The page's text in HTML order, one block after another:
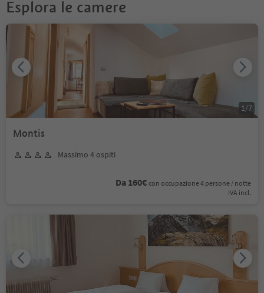
Esplora le camere
Montis
Massimo 4 ospiti
Da 160€ con occupazione 4 persone / notte
IVA incl.
1/7